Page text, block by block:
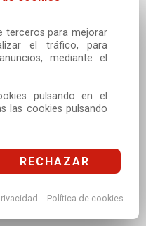
terceros para mejorar
el tráfico, para
mediante el
pulsando en el
las cookies pulsando
RECHAZAR
Política de cookies